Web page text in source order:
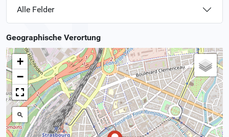
Alle Felder
Geographische Verortung
+
−